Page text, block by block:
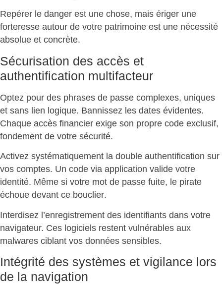
Repérer le danger est une chose, mais ériger une
forteresse autour de votre patrimoine est une nécessité
absolue et concrète.
Sécurisation des accès et
authentification multifacteur
Optez pour des phrases de passe complexes, uniques
et sans lien logique. Bannissez les dates évidentes.
Chaque accès financier exige son propre code exclusif,
fondement de votre sécurité.
Activez systématiquement la double authentification sur
vos comptes. Un code via application valide votre
identité. Même si votre mot de passe fuite, le pirate
échoue devant ce bouclier.
Interdisez l’enregistrement des identifiants dans votre
navigateur. Ces logiciels restent vulnérables aux
malwares ciblant vos données sensibles.
Intégrité des systèmes et vigilance lors
de la navigation